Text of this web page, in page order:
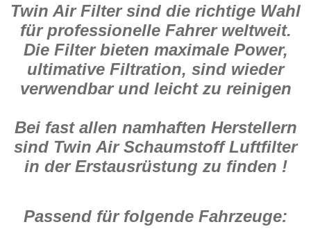
Twin Air Filter sind die richtige Wahl
für professionelle Fahrer weltweit.
Die Filter bieten maximale Power,
ultimative Filtration, sind wieder
verwendbar und leicht zu reinigen
Bei fast allen namhaften Herstellern
sind Twin Air Schaumstoff Luftfilter
in der Erstausrüstung zu finden !
Passend für folgende Fahrzeuge: